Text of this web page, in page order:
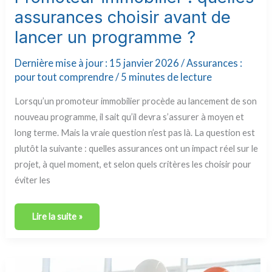
assurances choisir avant de
lancer un programme ?
Dernière mise à jour : 15 janvier 2026 /Assurances :
pour tout comprendre/ 5 minutes de lecture
Lorsqu’un promoteur immobilier procède au lancement de son
nouveau programme, il sait qu’il devra s’assurer à moyen et
long terme. Mais la vraie question n’est pas là. La question est
plutôt la suivante : quelles assurances ont un impact réel sur le
projet, à quel moment, et selon quels critères les choisir pour
éviter les
Lire la suite »
Obligations